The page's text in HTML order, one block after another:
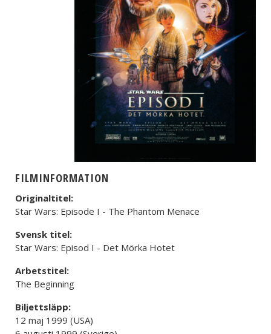
FILMINFORMATION
Originaltitel:
Star Wars: Episode I - The Phantom Menace
Svensk titel:
Star Wars: Episod I - Det Mörka Hotet
Arbetstitel:
The Beginning
Biljettsläpp:
12 maj 1999 (USA)